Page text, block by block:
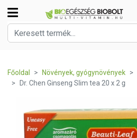
Főoldal Növények, gyógynövények
Dr. Chen Ginseng Slim tea 20 x 2 g